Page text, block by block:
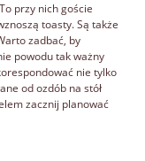
przy nich goście
toasty. Są także
zadbać, by
powodu tak ważny
nie tylko
od ozdób na stół
zacznij planować